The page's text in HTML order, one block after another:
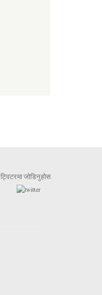
ट्विटरमा जोडिनुहोस